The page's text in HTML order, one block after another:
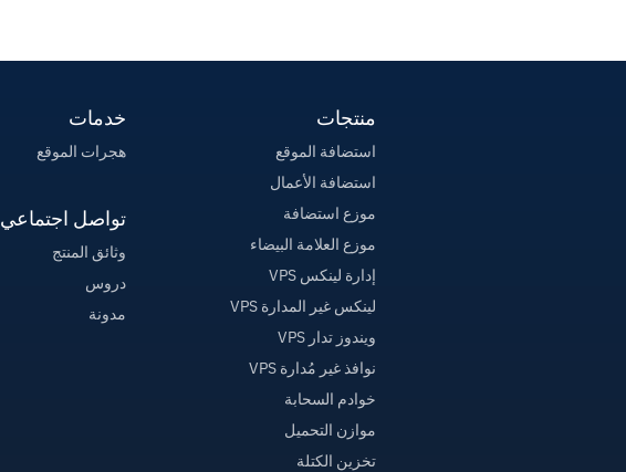
منتجات
استضافة الموقع
استضافة الأعمال
موزع استضافة
موزع العلامة البيضاء
إدارة لينكس VPS
لينكس غير المدارة VPS
ويندوز تدار VPS
نوافذ غير مُدارة VPS
خوادم السحابة
موازن التحميل
تخزين الكتلة
خدمات
هجرات الموقع
تواصل اجتماعي
وثائق المنتج
دروس
مدونة